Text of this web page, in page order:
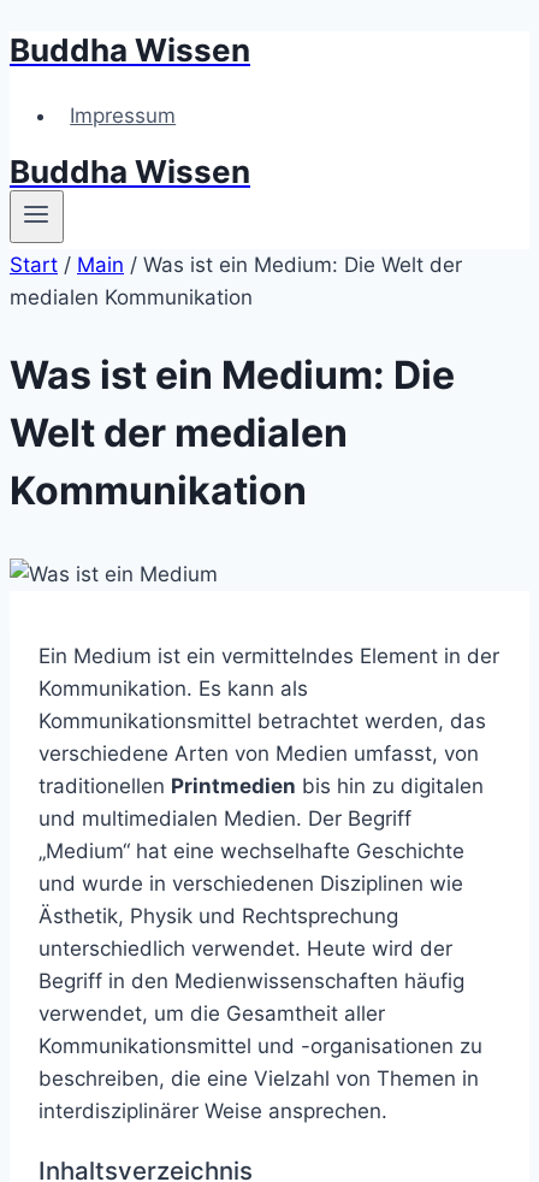
Zum
springen
Buddha Wissen
Impressum
Buddha Wissen
Start / Main / Was ist ein Medium: Die Welt der
medialen Kommunikation
Was ist ein Medium: Die
Welt der medialen
Kommunikation
Ein Medium ist ein vermittelndes Element in der
Kommunikation. Es kann als
Kommunikationsmittel betrachtet werden, das
verschiedene Arten von Medien umfasst, von
traditionellen Printmedien bis hin zu digitalen
und multimedialen Medien. Der Begriff
„Medium“ hat eine wechselhafte Geschichte
und wurde in verschiedenen Disziplinen wie
Ästhetik, Physik und Rechtsprechung
unterschiedlich verwendet. Heute wird der
Begriff in den Medienwissenschaften häufig
verwendet, um die Gesamtheit aller
Kommunikationsmittel und -organisationen zu
beschreiben, die eine Vielzahl von Themen in
interdisziplinärer Weise ansprechen.
Inhaltsverzeichnis